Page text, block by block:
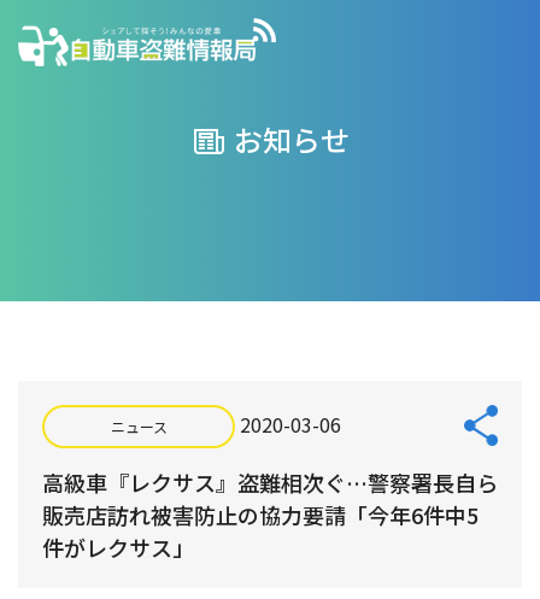
お知らせ
ニュース 2020-03-06
高級車『レクサス』盗難相次ぐ…警察署長自ら
販売店訪れ被害防止の協力要請「今年6件中5
件がレクサス」